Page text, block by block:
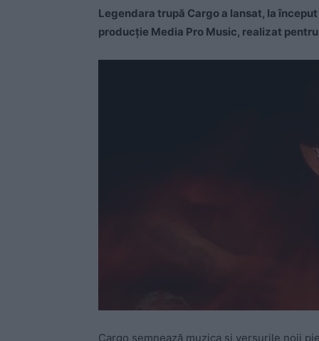
Legendara trupă Cargo a lansat, la
producție Media Pro Music, realizat pentru
Cargo semnează muzica și versurile noii